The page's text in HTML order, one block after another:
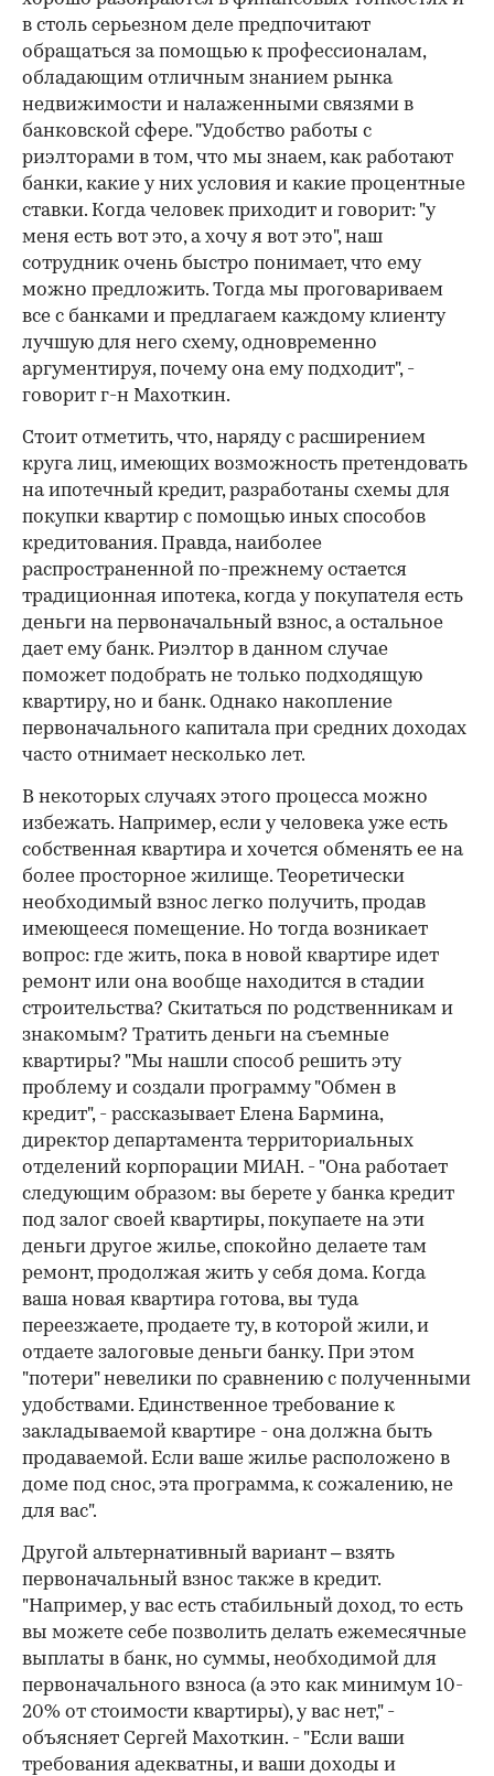
в столь серьезном деле предпочитают
обращаться за помощью к профессионалам,
обладающим отличным знанием рынка
недвижимости и налаженными связями в
банковской сфере. "Удобство работы с
риэлторами в том, что мы знаем, как работают
банки, какие у них условия и какие процентные
ставки. Когда человек приходит и говорит: "у
меня есть вот это, а хочу я вот это", наш
сотрудник очень быстро понимает, что ему
можно предложить. Тогда мы проговариваем
все с банками и предлагаем каждому клиенту
лучшую для него схему, одновременно
аргументируя, почему она ему подходит", -
говорит г-н Махоткин.
Стоит отметить, что, наряду с расширением
круга лиц, имеющих возможность претендовать
на ипотечный кредит, разработаны схемы для
покупки квартир с помощью иных способов
кредитования. Правда, наиболее
распространенной по-прежнему остается
традиционная ипотека, когда у покупателя есть
деньги на первоначальный взнос, а остальное
дает ему банк. Риэлтор в данном случае
поможет подобрать не только подходящую
квартиру, но и банк. Однако накопление
первоначального капитала при средних доходах
часто отнимает несколько лет.
В некоторых случаях этого процесса можно
избежать. Например, если у человека уже есть
собственная квартира и хочется обменять ее на
более просторное жилище. Теоретически
необходимый взнос легко получить, продав
имеющееся помещение. Но тогда возникает
вопрос: где жить, пока в новой квартире идет
ремонт или она вообще находится в стадии
строительства? Скитаться по родственникам и
знакомым? Тратить деньги на съемные
квартиры? "Мы нашли способ решить эту
проблему и создали программу "Обмен в
кредит", - рассказывает Елена Бармина,
директор департамента территориальных
отделений корпорации МИАН. - "Она работает
следующим образом: вы берете у банка кредит
под залог своей квартиры, покупаете на эти
деньги другое жилье, спокойно делаете там
ремонт, продолжая жить у себя дома. Когда
ваша новая квартира готова, вы туда
переезжаете, продаете ту, в которой жили, и
отдаете залоговые деньги банку. При этом
"потери" невелики по сравнению с полученными
удобствами. Единственное требование к
закладываемой квартире - она должна быть
продаваемой. Если ваше жилье расположено в
доме под снос, эта программа, к сожалению, не
для вас".
Другой альтернативный вариант – взять
первоначальный взнос также в кредит.
"Например, у вас есть стабильный доход, то есть
вы можете себе позволить делать ежемесячные
выплаты в банк, но суммы, необходимой для
первоначального взноса (а это как минимум 10-
20% от стоимости квартиры), у вас нет," -
объясняет Сергей Махоткин. - "Если ваши
требования адекватны, и ваши доходы и